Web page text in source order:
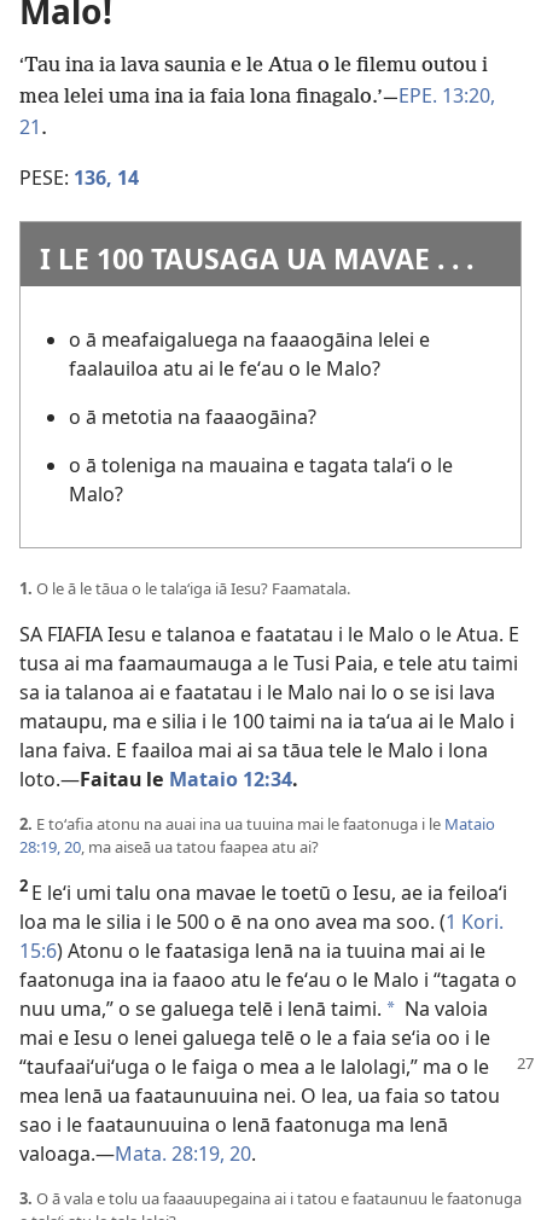
Malo!
ʻTau ina ia lava saunia e le Atua o le filemu outou i
mea lelei uma ina ia faia lona finagalo.’—EPE. 13:20,
21 .
PESE: 136, 14
I LE 100 TAUSAGA UA MAVAE . . .
o ā meafaigaluega na faaaogāina lelei e
faalauiloa atu ai le feʻau o le Malo?
o ā metotia na faaaogāina?
o ā toleniga na mauaina e tagata talaʻi o le
Malo?
1. O le ā le tāua o le talaʻiga iā Iesu? Faamatala.
SA FIAFIA Iesu e talanoa e faatatau i le Malo o le Atua. E
tusa ai ma faamaumauga a le Tusi Paia, e tele atu taimi
sa ia talanoa ai e faatatau i le Malo nai lo o se isi lava
mataupu, ma e silia i le 100 taimi na ia taʻua ai le Malo i
lana faiva. E faailoa mai ai sa tāua tele le Malo i lona
loto.—Faitau le Mataio 12:34.
2. E toʻafia atonu na auai ina ua tuuina mai le faatonuga i le Mataio
28:19, 20, ma aiseā ua tatou faapea atu ai?
2 E leʻi umi talu ona mavae le toetū o Iesu, ae ia feiloaʻi
loa ma le silia i le 500 o ē na ono avea ma soo. (1 Kori.
15:6) Atonu o le faatasiga lenā na ia tuuina mai ai le
faatonuga ina ia faaoo atu le feʻau o le Malo i “tagata o
nuu uma,” o se galuega telē i lenā taimi. * Na valoia
mai e Iesu o lenei galuega telē o le a faia seʻia oo i le
“taufaaiʻuiʻuga o le faiga o mea a le lalolagi,” ma o le
mea lenā ua faataunuuina nei. O lea, ua faia so tatou
sao i le faataunuuina o lenā faatonuga ma lenā
valoaga.—Mata. 28:19, 20.
3. O ā vala e tolu ua faaauupegaina ai i tatou e faataunuu le faatonuga